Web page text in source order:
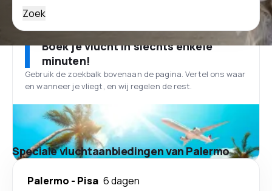
Zoek
Boek je vlucht in slechts enkele
minuten!
Gebruik de zoekbalk bovenaan de pagina. Vertel ons waar
en wanneer je vliegt, en wij regelen de rest.
Speciale vluchtaanbiedingen van Palermo
Palermo - Pisa 6 dagen